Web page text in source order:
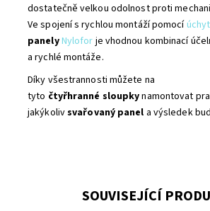
dostatečně velkou odolnost proti
Ve spojení s rychlou montáží pomocí
panelyNylofor je vhodnou kombinací
a rychlé montáže.
Díky všestrannosti můžete na
tyto čtyřhranné sloupkynamontovat
jakýkolivsvařovaný panel a výsledek
SOUVISEJÍCÍ